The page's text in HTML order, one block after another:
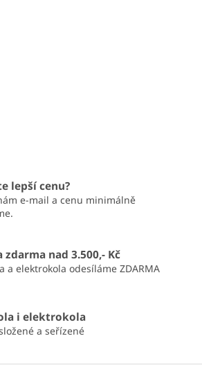
lepší cenu?
e-mail a cenu minimálně
zdarma nad 3.500,- Kč
a elektrokola odesíláme ZDARMA
i elektrokola
a seřízené